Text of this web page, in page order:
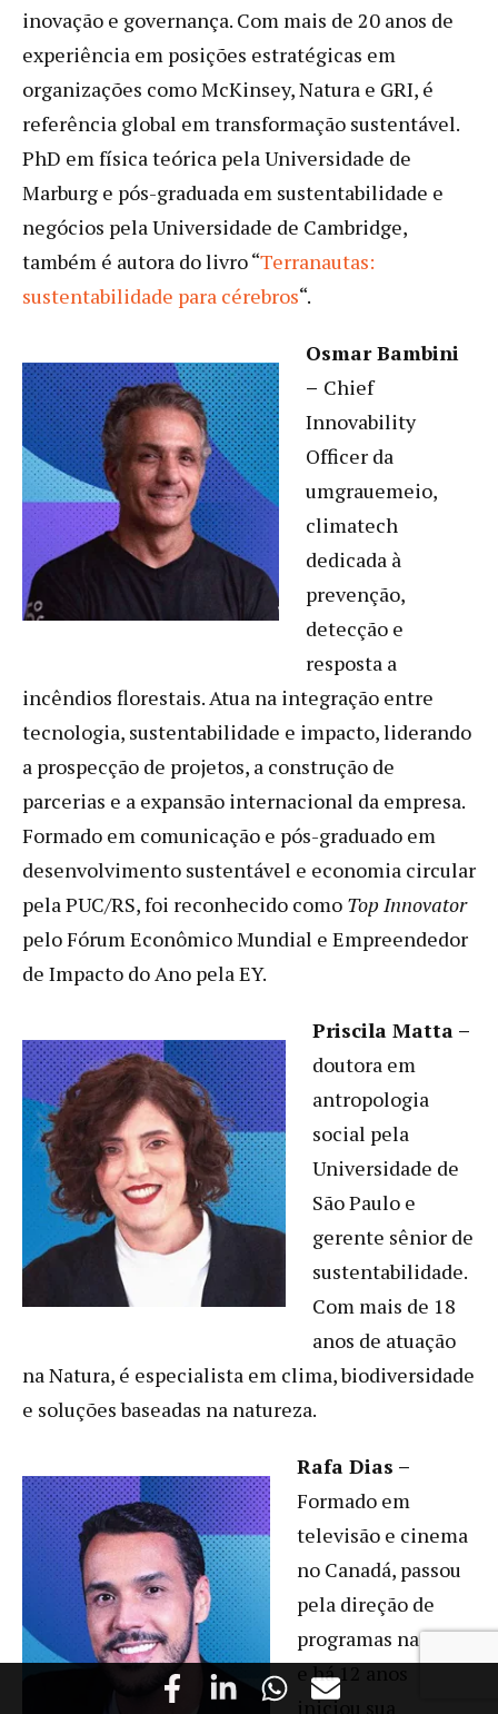
inovação e governança. Com mais de 20 anos de
experiência em posições estratégicas em
organizações como McKinsey, Natura e GRI, é
referência global em transformação sustentável.
PhD em física teórica pela Universidade de
Marburg e pós-graduada em sustentabilidade e
negócios pela Universidade de Cambridge,
também é autora do livro “Terranautas:
sustentabilidade para cérebros“.
Osmar Bambini
– Chief
Innovability
Officer da
umgrauemeio,
climatech
dedicada à
prevenção,
detecção e
resposta a
incêndios florestais. Atua na integração entre
tecnologia, sustentabilidade e impacto, liderando
a prospecção de projetos, a construção de
parcerias e a expansão internacional da empresa.
Formado em comunicação e pós-graduado em
desenvolvimento sustentável e economia circular
pela PUC/RS, foi reconhecido como Top Innovator
pelo Fórum Econômico Mundial e Empreendedor
de Impacto do Ano pela EY.
Priscila Matta –
doutora em
antropologia
social pela
Universidade de
São Paulo e
gerente sênior de
sustentabilidade.
Com mais de 18
anos de atuação
na Natura, é especialista em clima, biodiversidade
e soluções baseadas na natureza.
Rafa Dias –
Formado em
televisão e cinema
no Canadá, passou
pela direção de
programas na MTV
e há 12 anos
iniciou sua